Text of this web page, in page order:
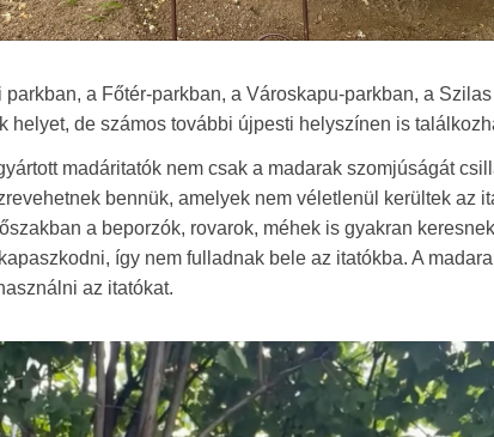
a Főtér-parkban, a Városkapu-parkban, a
helyet, de számos további újpesti helyszínen is
madáritatók nem csak a madarak szomjúságát
bennük, amelyek nem véletlenül kerültek az
a beporzók, rovarok, méhek is gyakran
így nem fulladnak bele az itatókba. A
az itatókat.